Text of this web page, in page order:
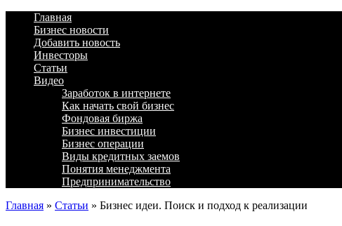
Главная
Бизнес новости
Добавить новость
Инвесторы
Статьи
Видео
Заработок в интернете
Как начать свой бизнес
Фондовая биржа
Бизнес инвестиции
Бизнес операции
Виды кредитных заемов
Понятия менеджмента
Предпринимательство
Главная » Статьи » Бизнес идеи. Поиск и подход к реализации